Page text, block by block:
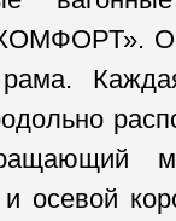
осевой